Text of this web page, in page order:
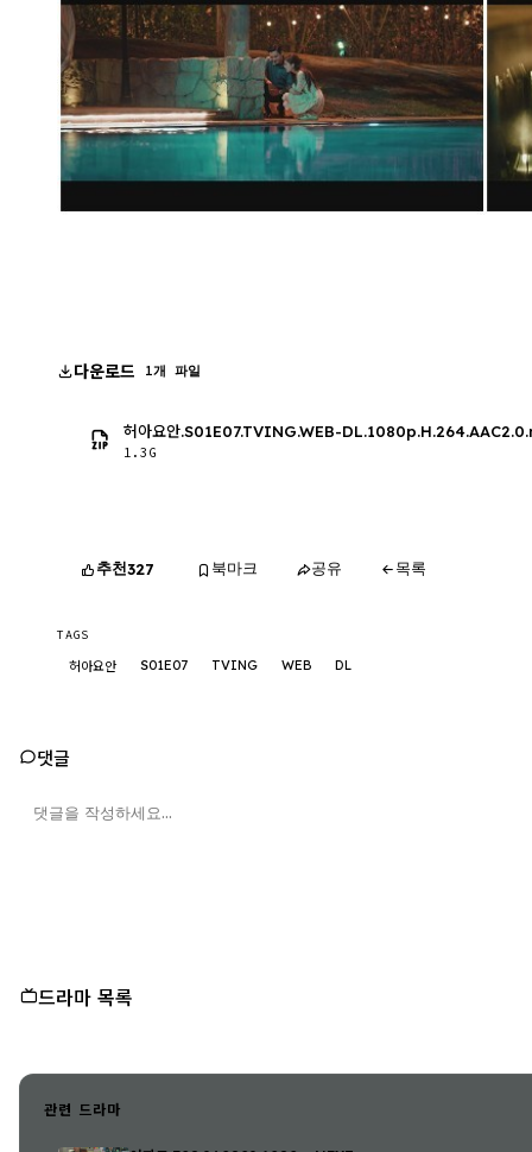
다운로드 1개 파일
허아요안.S01E07.TVING.WEB-
1.3G
추천327 북마크 공유 목록
TAGS
허아요안 S01E07 TVING WEB DL
댓글
드라마 목록
관련 드라마